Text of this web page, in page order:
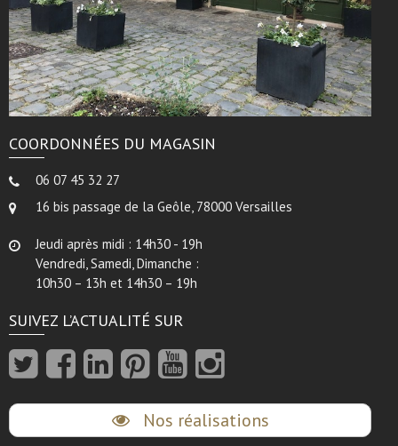
COORDONNÉES DU MAGASIN
06 07 45 32 27
16 bis passage de la Geôle, 78000 Versailles
Jeudi après midi : 14h30 - 19h
Vendredi, Samedi, Dimanche :
10h30 – 13h et 14h30 – 19h
SUIVEZ L’ACTUALITÉ SUR
Nos réalisations